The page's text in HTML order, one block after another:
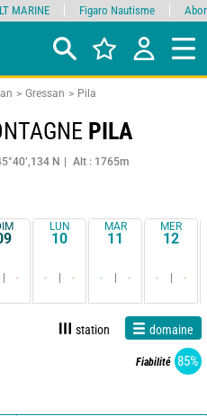
Gressan Pila
PILA
N Alt : 1765m
-
LUN
10
- -
MAR
11
- -
MER
12
- -
station domaine
Fiabilité 85%
MARINE Figaro Nautisme